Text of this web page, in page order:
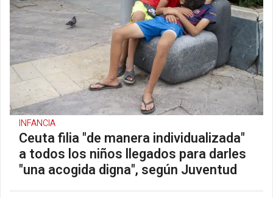
INFANCIA
Ceuta filia "de manera individualizada"
a todos los niños llegados para darles
"una acogida digna", según Juventud